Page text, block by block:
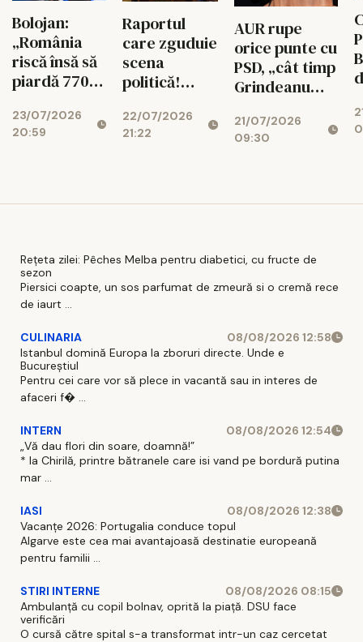
Bolojan:
„România
riscă însă să
piardă 770
de euro dacă
legea
23/07/2026
20:59
Raportul
care zguduie
scena
politică!
explică de ce
cresc
22/07/2026
21:22
AUR rupe
orice punte cu
PSD, „cât timp
Grindeanu
partidul”
21/07/2026
09:30
Rețeta zilei: Pêches Melba pentru diabetici, cu fructe de
sezon
Piersici coapte, un sos parfumat de zmeură si o cremă rece
de iaurt ...
CULINARIA
08/08/2026 12:58
Istanbul domină Europa la zboruri directe. Unde e
Bucureștiul
Pentru cei care vor să plece in vacantă sau in interes de
afaceri f� ...
INTERN
08/08/2026 12:54
„Vă dau flori din soare, doamnă!”
* la Chirilă, printre bătranele care isi vand pe bordură putina
mar ...
IASI
08/08/2026 12:38
Vacanțe 2026: Portugalia conduce topul
Algarve este cea mai avantajoasă destinatie europeană
pentru familii ...
STIRI INTERNE
08/08/2026 08:15
Ambulanță cu copil bolnav, oprită la piață. DSU face
verificări
O cursă către spital s-a transformat intr-un caz cercetat